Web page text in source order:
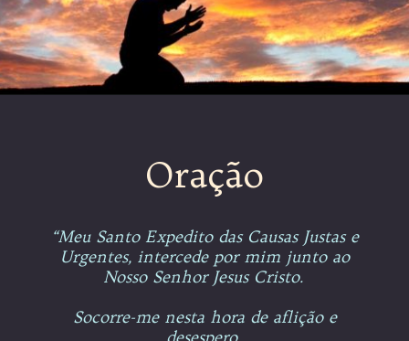
Oração
“Meu Santo Expedito das Causas Justas e
Urgentes, intercede por mim junto ao
Nosso Senhor Jesus Cristo.
Socorre-me nesta hora de aflição e